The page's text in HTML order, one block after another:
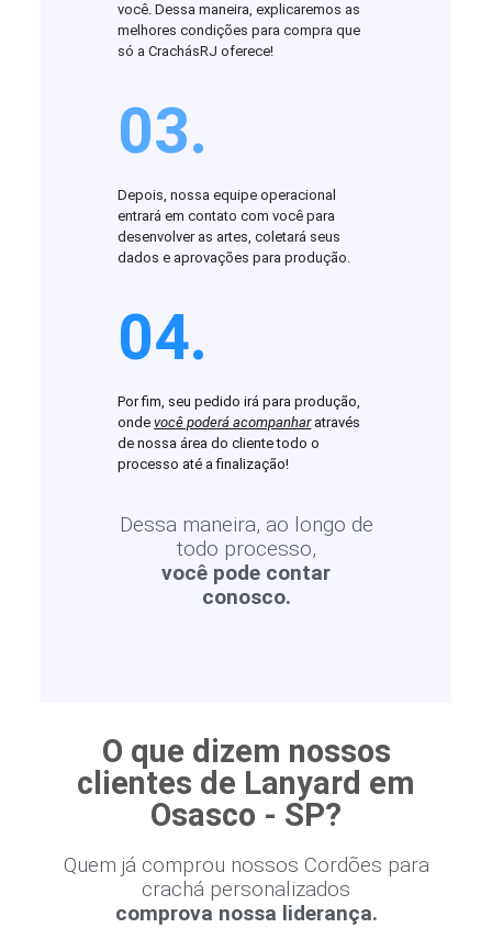
você. Dessa maneira, explicaremos as
melhores condições para compra que
só a CrachásRJ oferece!
03.
Depois, nossa equipe operacional
entrará em contato com você para
desenvolver as artes, coletará seus
dados e aprovações para produção.
04.
Por fim, seu pedido irá para produção,
ondevocê poderá acompanharatravés
de nossa área do cliente todo o
processo até a finalização!
Dessa maneira, ao longo de
todo processo,
você pode contar
conosco.
O que dizem nossos
clientes de Lanyard em
Osasco - SP?
Quem já comprou nossos Cordões para
crachá personalizados
comprova nossa liderança.